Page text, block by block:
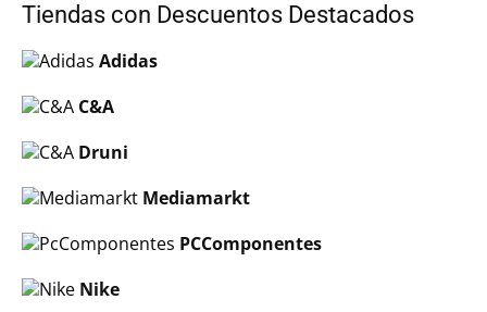
Tiendas con Descuentos Destacados
Adidas
C&A
Druni
Mediamarkt
PCComponentes
Nike